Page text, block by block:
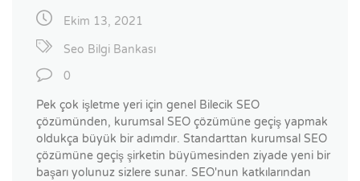
Ekim 13, 2021
Seo Bilgi Bankası
0
Pek çok işletme yeri için genel Bilecik SEO
çözümünden, kurumsal SEO çözümüne geçiş yapmak
oldukça büyük bir adımdır. Standarttan kurumsal SEO
çözümüne geçiş şirketin büyümesinden ziyade yeni bir
başarı yolunuz sizlere sunar. SEO'nun katkılarından